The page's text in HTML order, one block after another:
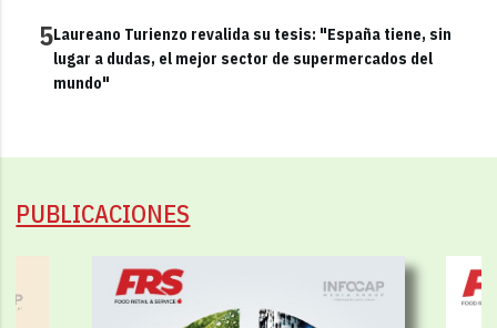
5Laureano Turienzo revalida su tesis: "España tiene, sin
lugar a dudas, el mejor sector de supermercados del
mundo"
PUBLICACIONES